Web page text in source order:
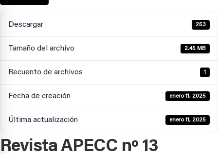
Descargar 253
Tamaño del archivo 2.45 MB
Recuento de archivos 1
Fecha de creación enero 11, 2025
Última actualización enero 11, 2025
Revista APECC nº 13